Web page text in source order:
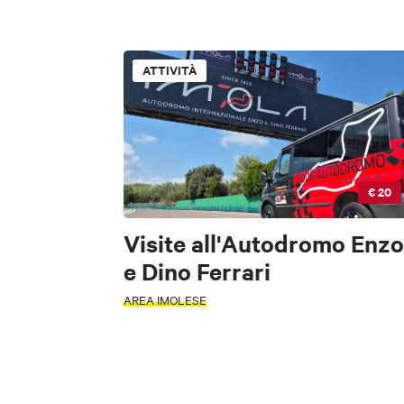
ATTIVITÀ
€ 20
Visite all'Autodromo Enzo
e Dino Ferrari
AREA IMOLESE
INTERESSI
Arte e Cultura
FILTRI
Accessibile
INTERESSI